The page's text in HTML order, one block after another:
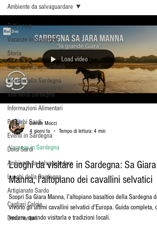
Tutti i post
Vacanze in Sardegna
Storia
Prodotti Alimentari Sardi
Ricette della Sardegna
Vini della Sardegna
Informazioni Alimentari
Proverbi Sardi
Eventi in Sardegna
Dolci Sardi
Ambiente da salvaguardare
Luoghi della Sardegna
Artigianato Sardo
Cagliari Calcio
Documentari
Ambiente da salvaguardare
Load video
Davide Mocci
4 giorni fa
Tempo di lettura: 4 min
Vacanze in Sardegna
Luoghi da visitare in Sardegna: Sa Giara
Manna, l'altopiano dei cavallini selvatici
Scopri Sa Giara Manna, l'altopiano basaltico della Sardegna
vivono gli ultimi cavallini selvatici d'Europa. Guida completa,
vedere, quando visitarla e tradizioni locali.